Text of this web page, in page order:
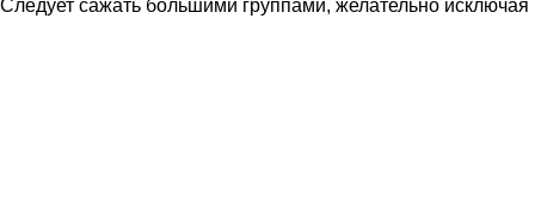
Следует сажать большими группами, желательно